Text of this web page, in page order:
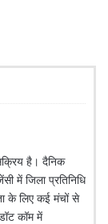
है। दैनिक
में जिला प्रतिनिधि
के लिए कई मंचों से
कॉम में